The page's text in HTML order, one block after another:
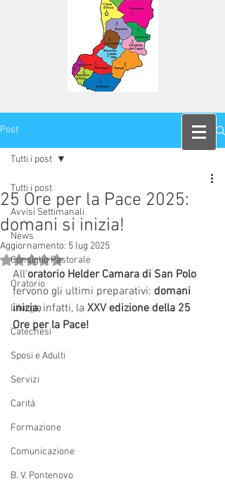
Post
Tutti i post
Avvisi Settimanali
News
Consiglio Pastorale
Oratorio
Liturgia
Catechesi
Sposi e Adulti
Servizi
Carità
Formazione
Comunicazione
B. V. Pontenovo
Tutti i post
25 Ore per la Pace 2025:
domani si inizia!
Aggiornamento: 5 lug 2025
Valutazione NaN stelle su 5.
All'oratorio Helder Camara di San Polo
fervono gli ultimi preparativi: domani
inizia, infatti, la XXV edizione della 25
Ore per la Pace!